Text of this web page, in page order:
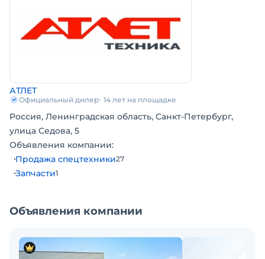
АТЛЕТ
Официальный дилер 14 лет на площадке
Россия, Ленинградская область, Санкт-Петербург,
улица Седова, 5
Объявления компании:
Продажа спецтехники27
Запчасти1
Объявления компании